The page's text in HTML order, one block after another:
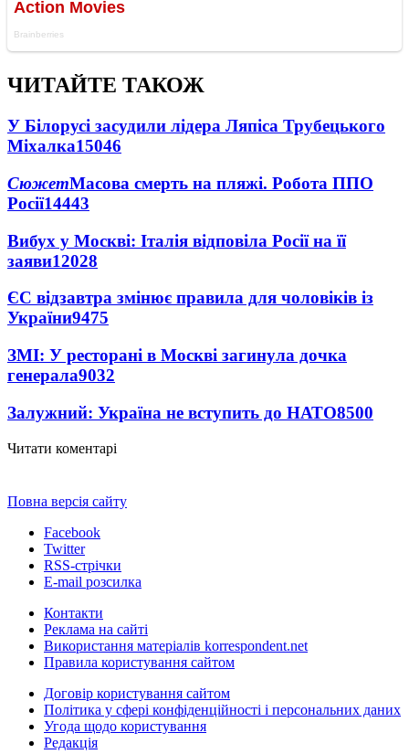
ЧИТАЙТЕ ТАКОЖ
У Білорусі засудили лідера Ляпіса Трубецького
Міхалка15046
СюжетМасова смерть на пляжі. Робота ППО
Росії14443
Вибух у Москві: Італія відповіла Росії на її
заяви12028
ЄС відзавтра змінює правила для чоловіків із
України9475
ЗМІ: У ресторані в Москві загинула дочка
генерала9032
Залужний: Україна не вступить до НАТО8500
Читати коментарі
Повна версія сайту
Facebook
Twitter
RSS-стрічки
E-mail розсилка
Контакти
Реклама на сайті
Використання матеріалів korrespondent.net
Правила користування сайтом
Договір користування сайтом
Політика у сфері конфіденційності і персональних даних
Угода щодо користування
Редакція